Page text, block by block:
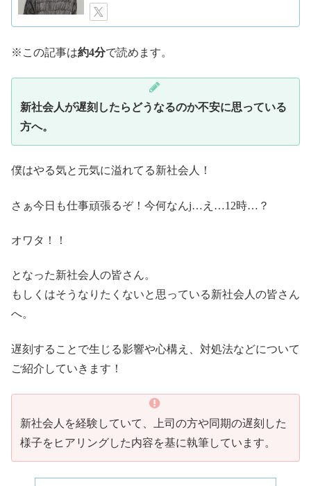
※この記事は約4分で読めます。
新社会人が遅刻したらどうなるのか不安に思っている
方へ。
僕はやる気と元気に溢れてる新社会人！
さぁ今日も仕事頑張るぞ！今何なんj…え…12時…？
オワタ！！
となった新社会人の皆さん。
もしくはそうなりたくないと思っている新社会人の皆さん
へ。
遅刻することで生じる影響や心構え、対処法などについて
ご紹介していきます！
新社会人を経験していて、上司の方や同期の遅刻した
様子をヒアリングした内容を基に執筆しています。